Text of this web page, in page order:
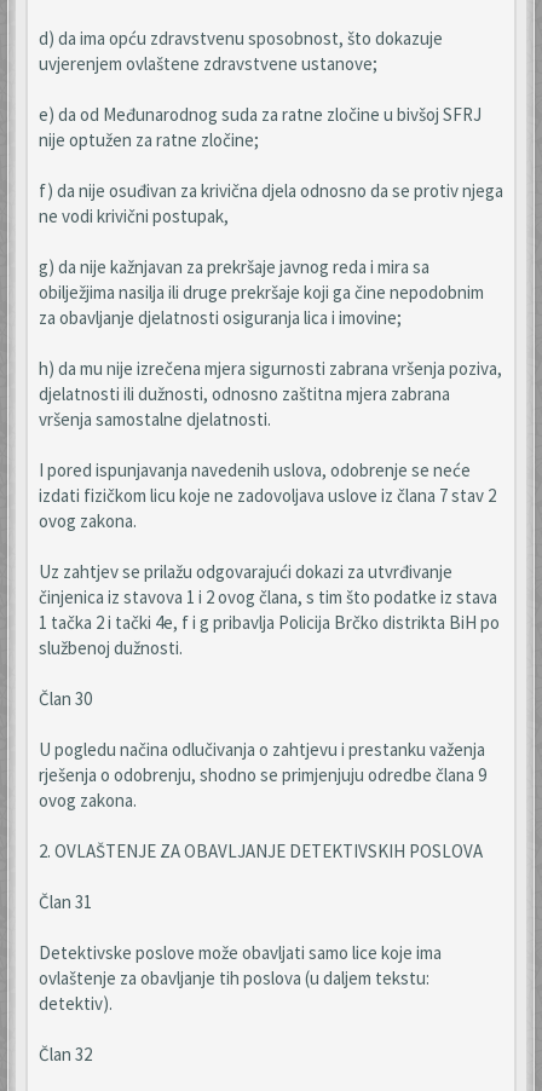
d) da ima opću zdravstvenu sposobnost, što dokazuje
uvjerenjem ovlaštene zdravstvene ustanove;
e) da od Međunarodnog suda za ratne zločine u bivšoj SFRJ
nije optužen za ratne zločine;
f) da nije osuđivan za krivična djela odnosno da se protiv njega
ne vodi krivični postupak,
g) da nije kažnjavan za prekršaje javnog reda i mira sa
obilježjima nasilja ili druge prekršaje koji ga čine nepodobnim
za obavljanje djelatnosti osiguranja lica i imovine;
h) da mu nije izrečena mjera sigurnosti zabrana vršenja poziva,
djelatnosti ili dužnosti, odnosno zaštitna mjera zabrana
vršenja samostalne djelatnosti.
I pored ispunjavanja navedenih uslova, odobrenje se neće
izdati fizičkom licu koje ne zadovoljava uslove iz člana 7 stav 2
ovog zakona.
Uz zahtjev se prilažu odgovarajući dokazi za utvrđivanje
činjenica iz stavova 1 i 2 ovog člana, s tim što podatke iz stava
1 tačka 2 i tački 4e, f i g pribavlja Policija Brčko distrikta BiH po
službenoj dužnosti.
Član 30
U pogledu načina odlučivanja o zahtjevu i prestanku važenja
rješenja o odobrenju, shodno se primjenjuju odredbe člana 9
ovog zakona.
2. OVLAŠTENJE ZA OBAVLJANJE DETEKTIVSKIH POSLOVA
Član 31
Detektivske poslove može obavljati samo lice koje ima
ovlaštenje za obavljanje tih poslova (u daljem tekstu:
detektiv).
Član 32